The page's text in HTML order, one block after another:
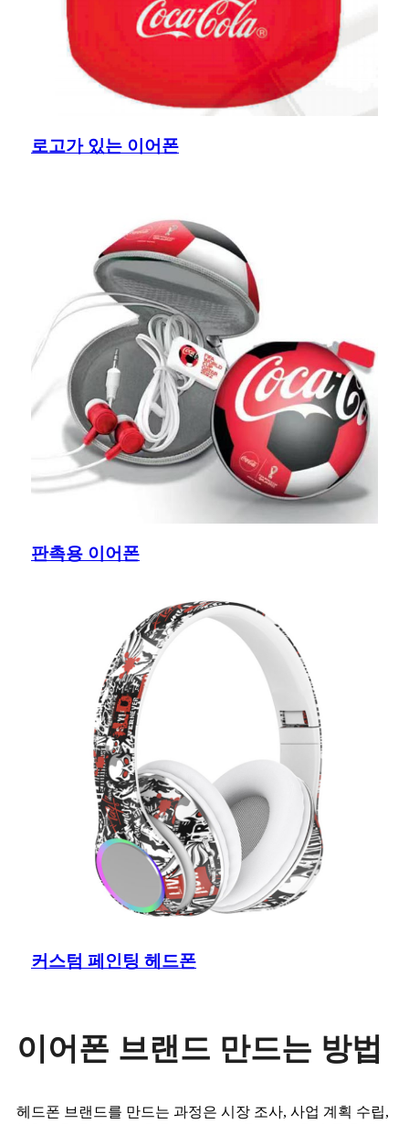
로고가 있는 이어폰
판촉용 이어폰
커스텀 페인팅 헤드폰
이어폰 브랜드 만드는 방법
헤드폰 브랜드를 만드는 과정은 시장 조사, 사업 계획 수립,